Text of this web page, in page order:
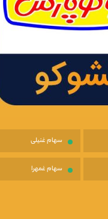
سهام غنیلی
سهام غمهرا